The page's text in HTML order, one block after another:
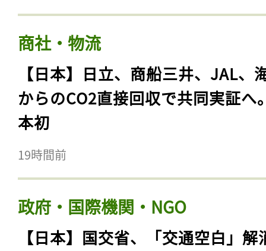
商社・物流
【日本】日立、商船三井、JAL、
からのCO2直接回収で共同実証へ
本初
19時間前
政府・国際機関・NGO
【日本】国交省、「交通空白」解